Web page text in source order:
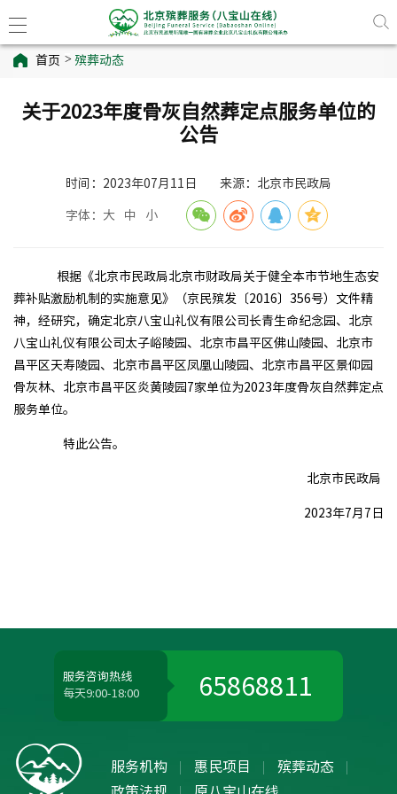
首页 殡葬动态
关于2023年度骨灰自然葬定点服务单位的
公告
时间：2023年07月11日 来源：北京市民政局
字体： 大 中 小
根据《北京市民政局北京市财政局关于健全本市节地生态安
葬补贴激励机制的实施意见》（京民殡发〔2016〕356号）文件精
神，经研究，确定北京八宝山礼仪有限公司长青生命纪念园、北京
八宝山礼仪有限公司太子峪陵园、北京市昌平区佛山陵园、北京市
昌平区天寿陵园、北京市昌平区凤凰山陵园、北京市昌平区景仰园
骨灰林、北京市昌平区炎黄陵园7家单位为2023年度骨灰自然葬定点
服务单位。
特此公告。
北京市民政局
2023年7月7日
服务机构 惠民项目
殡葬动态
服务咨询热线
每天9:00-18:00
65868811